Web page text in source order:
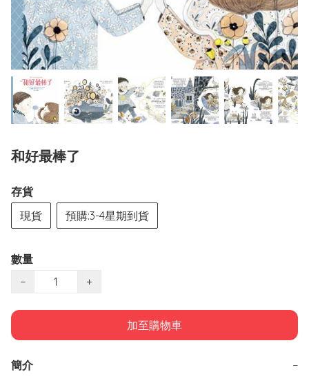
和好最棒了
存貨
現貨
預購:3-4星期到貨
數量
−
+
加至購物車
簡介 −